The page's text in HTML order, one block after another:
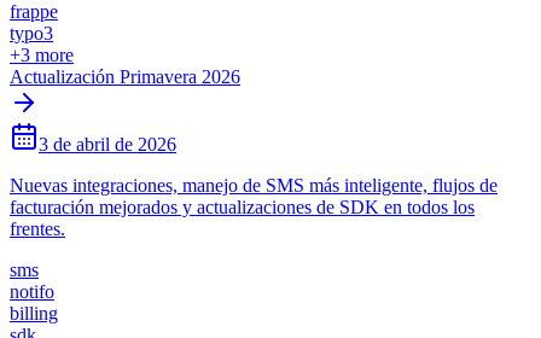
frappe
typo3
+3 more
Actualización Primavera 2026
3 de abril de 2026
Nuevas integraciones, manejo de SMS más inteligente, flujos de
facturación mejorados y actualizaciones de SDK en todos los
frentes.
sms
notifo
billing